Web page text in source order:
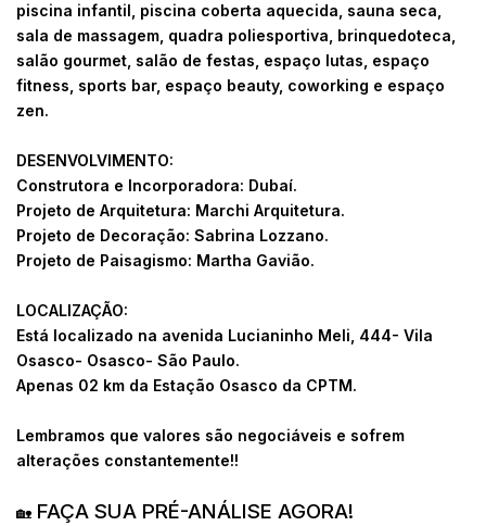
piscina infantil, piscina coberta aquecida, sauna seca,
sala de massagem, quadra poliesportiva, brinquedoteca,
salão gourmet, salão de festas, espaço lutas, espaço
fitness, sports bar, espaço beauty, coworking e espaço
zen.
DESENVOLVIMENTO:
Construtora e Incorporadora: Dubaí.
Projeto de Arquitetura: Marchi Arquitetura.
Projeto de Decoração: Sabrina Lozzano.
Projeto de Paisagismo: Martha Gavião.
LOCALIZAÇÃO:
Está localizado na avenida Lucianinho Meli, 444- Vila
Osasco- Osasco- São Paulo.
Apenas 02 km da Estação Osasco da CPTM.
Lembramos que valores são negociáveis e sofrem
alterações constantemente!!
🏡 FAÇA SUA PRÉ-ANÁLISE AGORA!